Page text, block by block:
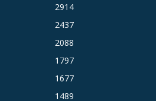
2914
2437
2088
1797
1677
1489